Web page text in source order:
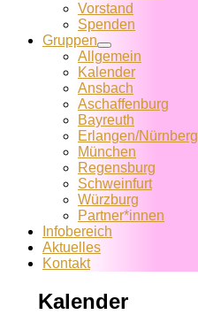
Vorstand
Spenden
Gruppen
Allgemein
Kalender
Ansbach
Aschaffenburg
Bayreuth
Erlangen/Nürnberg
München
Regensburg
Schweinfurt
Würzburg
Partner*innen
Infobereich
Aktuelles
Kontakt
Kalender